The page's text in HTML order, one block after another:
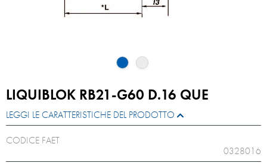
LIQUIBLOK RB21-G60 D.16 QUE
LEGGI LE CARATTERISTICHE DEL PRODOTTO
CODICE FAET
0328016